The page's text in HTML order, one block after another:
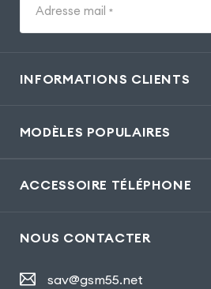
Adresse mail *
INFORMATIONS CLIENTS
MODÈLES POPULAIRES
ACCESSOIRE TÉLÉPHONE
NOUS CONTACTER
sav@gsm55.net